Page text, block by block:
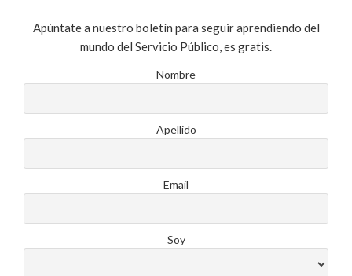
Apúntate a nuestro boletín para seguir aprendiendo del
mundo del Servicio Público, es gratis.
Nombre
Apellido
Email
Soy